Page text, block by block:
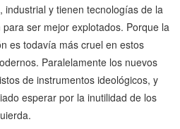
industrial y tienen tecnologías de la
ser mejor explotados. Porque la
es todavía más cruel en estos
Paralelamente los nuevos
de instrumentos ideológicos, y
esperar por la inutilidad de los